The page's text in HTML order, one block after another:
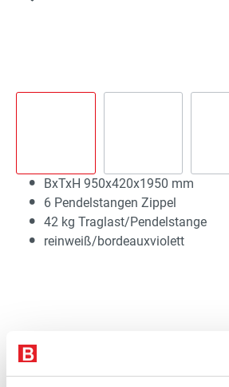
BxTxH 950x420x1950 mm
6 Pendelstangen Zippel
42 kg Traglast/Pendelstange
reinweiß/bordeauxviolett